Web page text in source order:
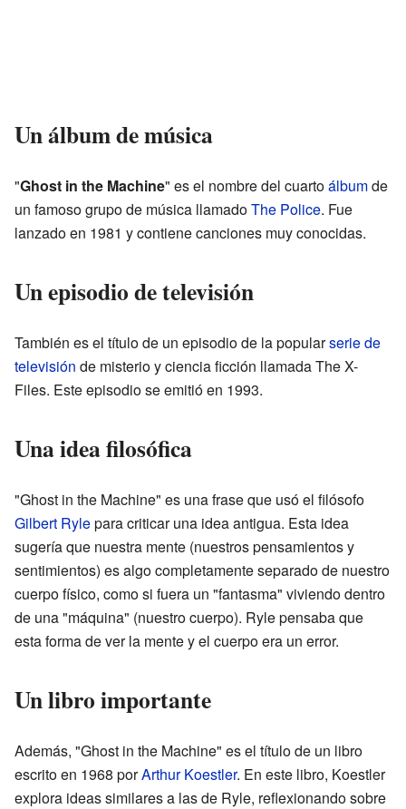
Un álbum de música
"Ghost in the Machine" es el nombre del cuartoálbumde
un famoso grupo de música llamadoThe Police. Fue
lanzado en 1981 y contiene canciones muy conocidas.
Un episodio de televisión
También es el título de un episodio de la popularserie de
televisión de misterio y ciencia ficción llamada The X-
Files. Este episodio se emitió en 1993.
Una idea filosófica
"Ghost in the Machine" es una frase que usó el filósofo
Gilbert Rylepara criticar una idea antigua. Esta idea
sugería que nuestra mente (nuestros pensamientos y
sentimientos) es algo completamente separado de nuestro
cuerpo físico, como si fuera un "fantasma" viviendo dentro
de una "máquina" (nuestro cuerpo). Ryle pensaba que
esta forma de ver la mente y el cuerpo era un error.
Un libro importante
Además, "Ghost in the Machine" es el título de un libro
escrito en 1968 porArthur Koestler. En este libro, Koestler
explora ideas similares a las de Ryle, reflexionando sobre